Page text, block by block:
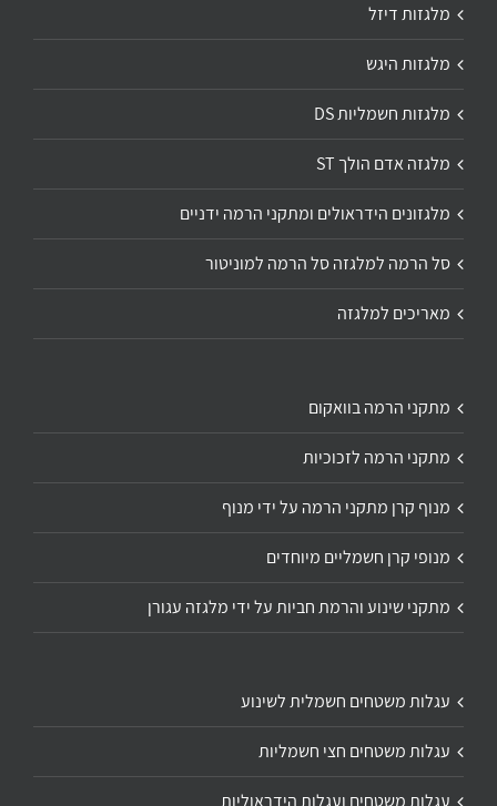
מלגזות דיזל
מלגזות היגש
מלגזות חשמליות DS
מלגזה אדם הולך ST
מלגזונים הידראולים ומתקני הרמה ידניים
סל הרמה למלגזה סל הרמה למוניטור
מאריכים למלגזה
מתקני הרמה בוואקום
מתקני הרמה לזכוכיות
מנוף קרן מתקני הרמה על ידי מנוף
מנופי קרן חשמליים מיוחדים
מתקני שינוע והרמת חביות על ידי מלגזה עגורן
עגלות משטחים חשמלית לשינוע
עגלות משטחים חצי חשמליות
עגלות משטחים ועגלות הידראוליות